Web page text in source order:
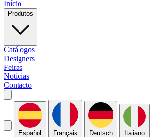
Início
Produtos
Catálogos
Designers
Feiras
Notícias
Contacto
Español Français Deutsch Italiano